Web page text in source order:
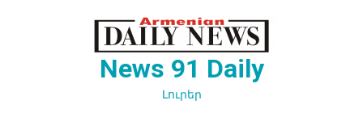
News 91 Daily
Լուրեր